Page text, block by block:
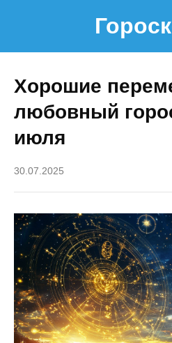
Хорошие
любовный
июля
30.07.2025